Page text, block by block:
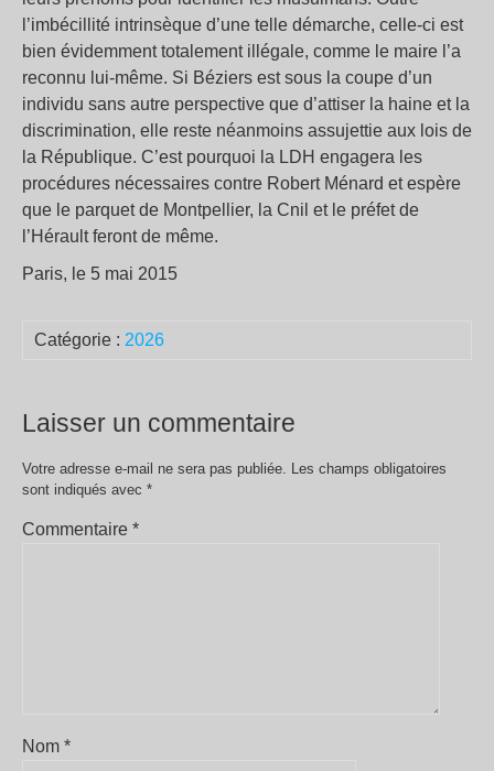
l’imbécillité intrinsèque d’une telle démarche, celle-ci est
bien évidemment totalement illégale, comme le maire l’a
reconnu lui-même. Si Béziers est sous la coupe d’un
individu sans autre perspective que d’attiser la haine et la
discrimination, elle reste néanmoins assujettie aux lois de
la République. C’est pourquoi la LDH engagera les
procédures nécessaires contre Robert Ménard et espère
que le parquet de Montpellier, la Cnil et le préfet de
l’Hérault feront de même.
Paris, le 5 mai 2015
Catégorie : 2026
Laisser un commentaire
Votre adresse e-mail ne sera pas publiée. Les champs obligatoires
sont indiqués avec *
Commentaire *
Nom *